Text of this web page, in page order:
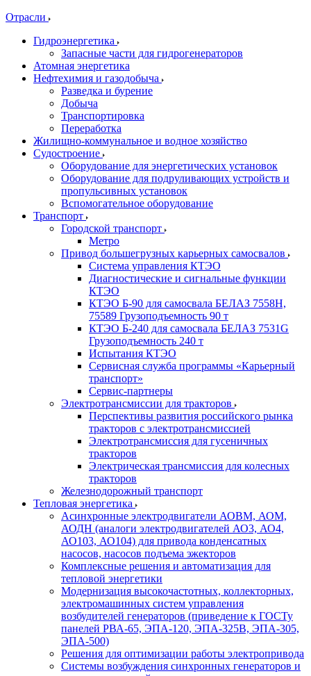
Отрасли
Гидроэнергетика
Запасные части для гидрогенераторов
Атомная энергетика
Нефтехимия и газодобыча
Разведка и бурение
Добыча
Транспортировка
Переработка
Жилищно-коммунальное и водное хозяйство
Судостроение
Оборудование для энергетических установок
Оборудование для подруливающих устройств и
пропульсивных установок
Вспомогательное оборудование
Транспорт
Городской транспорт
Метро
Привод большегрузных карьерных самосвалов
Система управления КТЭО
Диагностические и сигнальные функции
КТЭО
КТЭО Б-90 для самосвала БЕЛАЗ 7558H,
75589 Грузоподъемность 90 т
КТЭО Б-240 для самосвала БЕЛАЗ 7531G
Грузоподъемность 240 т
Испытания КТЭО
Сервисная служба программы «Карьерный
транспорт»
Сервис-партнеры
Электротрансмиссии для тракторов
Перспективы развития российского рынка
тракторов с электротрансмиссией
Электротрансмиссия для гусеничных
тракторов
Электрическая трансмиссия для колесных
тракторов
Железнодорожный транспорт
Тепловая энергетика
Асинхронные электродвигатели АОВМ, АОМ,
АОДН (аналоги электродвигателей АО3, АО4,
АО103, АО104) для привода конденсатных
насосов, насосов подъема эжекторов
Комплексные решения и автоматизация для
тепловой энергетики
Модернизация высокочастотных, коллекторных,
электромашинных систем управления
возбудителей генераторов (приведение к ГОСТу
панелей РВА-65, ЭПА-120, ЭПА-325В, ЭПА-305,
ЭПА-500)
Решения для оптимизации работы электропривода
Системы возбуждения синхронных генераторов и